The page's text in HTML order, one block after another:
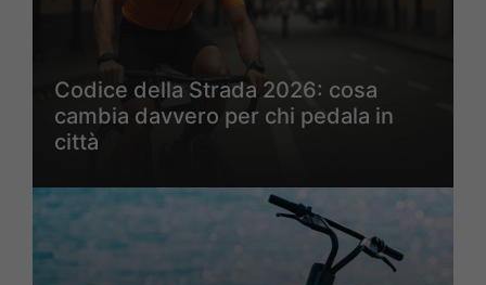
Codice della Strada 2026: cosa
cambia davvero per chi pedala in
città